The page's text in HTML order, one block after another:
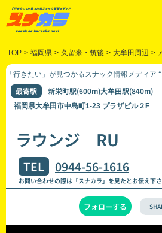
TOP > 福岡県 > 久留米・筑後 > 大牟田周辺 >
「行きたい」が見つかるスナック情報メディア
最寄駅 新栄町駅(600m)大牟田駅(840m)
福岡県大牟田市中島町1-23 プラザビル２F
ラウンジ RU
TEL 0944-56-1616
お問い合わせの際は「スナカラ」を見たとお伝え下
フォローする